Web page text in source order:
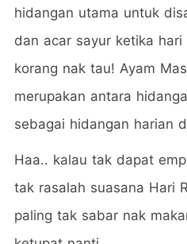
hidangan utama untuk
dan acar sayur ketika
korang nak tau! Ayam
merupakan antara
sebagai hidangan harian
Haa.. kalau tak dapat
tak rasalah suasana Hari
paling tak sabar nak